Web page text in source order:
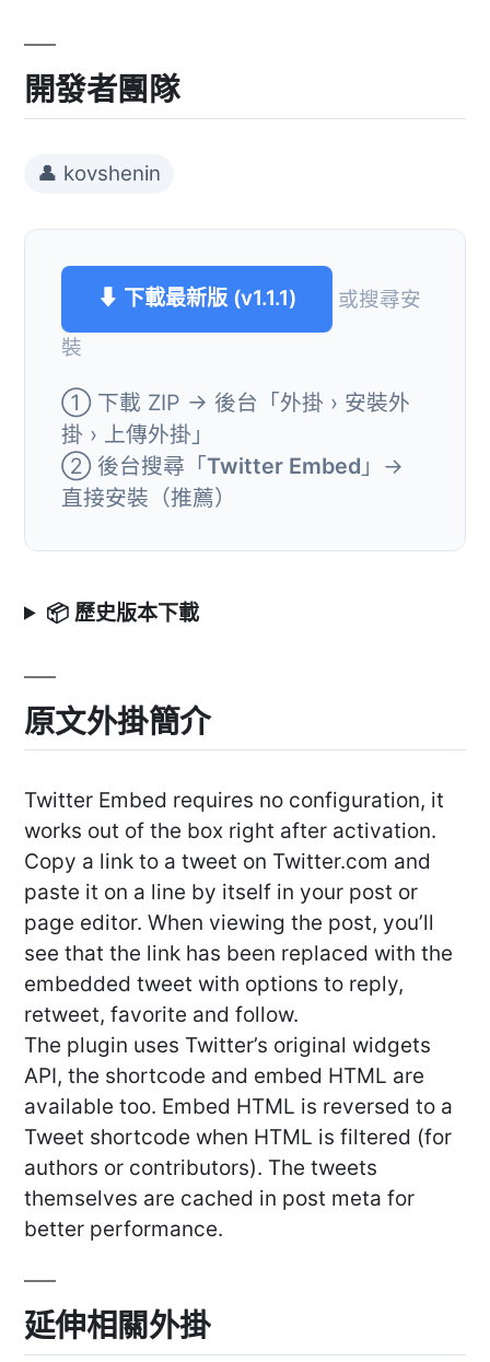
開發者團隊
👤 kovshenin
⬇ 下載最新版 (v1.1.1)
或搜尋安
裝
① 下載 ZIP → 後台「外掛 › 安裝外
掛 › 上傳外掛」
② 後台搜尋「Twitter Embed 」→
直接安裝（推薦）
📦 歷史版本下載
原文外掛簡介
Twitter Embed requires no configuration, it
works out of the box right after activation.
Copy a link to a tweet on Twitter.com and
paste it on a line by itself in your post or
page editor. When viewing the post, you’ll
see that the link has been replaced with the
embedded tweet with options to reply,
retweet, favorite and follow.
The plugin uses Twitter’s original widgets
API, the shortcode and embed HTML are
available too. Embed HTML is reversed to a
Tweet shortcode when HTML is filtered (for
authors or contributors). The tweets
themselves are cached in post meta for
better performance.
延伸相關外掛